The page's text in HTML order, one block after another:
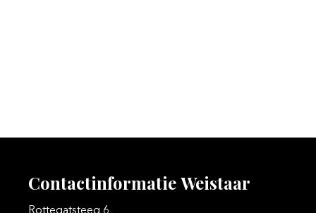
ContactinformatieWeistaar
Rottegatsteeg 6